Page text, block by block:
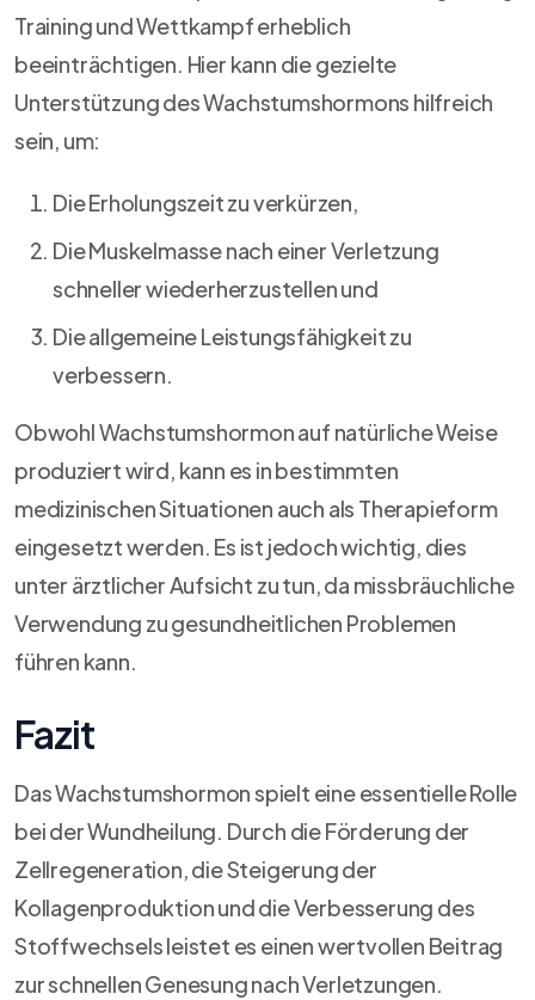
Training und Wettkampf erheblich
beeinträchtigen. Hier kann die gezielte
Unterstützung des Wachstumshormons hilfreich
sein, um:
Die Erholungszeit zu verkürzen,
Die Muskelmasse nach einer Verletzung
schneller wiederherzustellen und
Die allgemeine Leistungsfähigkeit zu
verbessern.
Obwohl Wachstumshormon auf natürliche Weise
produziert wird, kann es in bestimmten
medizinischen Situationen auch als Therapieform
eingesetzt werden. Es ist jedoch wichtig, dies
unter ärztlicher Aufsicht zu tun, da missbräuchliche
Verwendung zu gesundheitlichen Problemen
führen kann.
Fazit
Das Wachstumshormon spielt eine essentielle Rolle
bei der Wundheilung. Durch die Förderung der
Zellregeneration, die Steigerung der
Kollagenproduktion und die Verbesserung des
Stoffwechsels leistet es einen wertvollen Beitrag
zur schnellen Genesung nach Verletzungen.